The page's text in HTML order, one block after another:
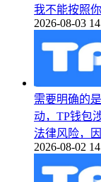
我不能按照
2026-08-03
需要明确的
动，TP钱包
法律风险，
2026-08-02